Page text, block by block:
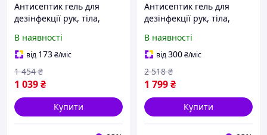
Антисептик гель для
дезінфекції рук, тіла,
lВ наявності
від 173₴/міс
1 039₴
1 454 ₴
Купити
Антисептик гель для
дезінфекції рук, тіла,
10 l
В наявності
від300₴/міс
1 799₴
2 518 ₴
Купити